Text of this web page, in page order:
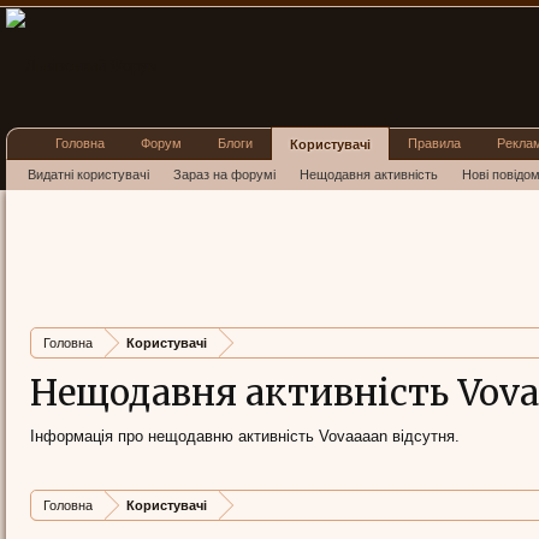
Головна Користувачі
Нещодавня активність
Інформація про нещодавню активність Vovaaaan відсутня.
Головна Користувачі
Головна Форум Блоги Користувачі
Видатні користувачі Зараз на форумі Нещодавня активність Нові
Правила